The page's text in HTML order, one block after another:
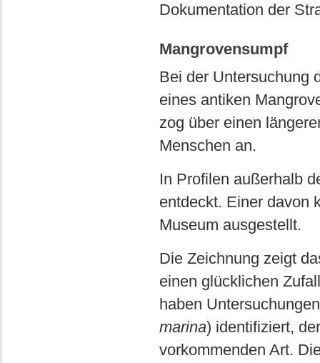
Dokumentation der
Mangrovensumpf
Bei der Untersuchung
eines antiken
zog über einen
Menschen an.
In Profilen außerhalb
entdeckt. Einer davon
Museum ausgestellt.
Die Zeichnung zeigt
einen glücklichen
haben
marina) identifiziert,
vorkommenden Art.